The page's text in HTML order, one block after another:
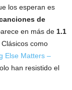
los esperan es
de
en más de 1.1
Clásicos como
Else Matters –
han resistido el